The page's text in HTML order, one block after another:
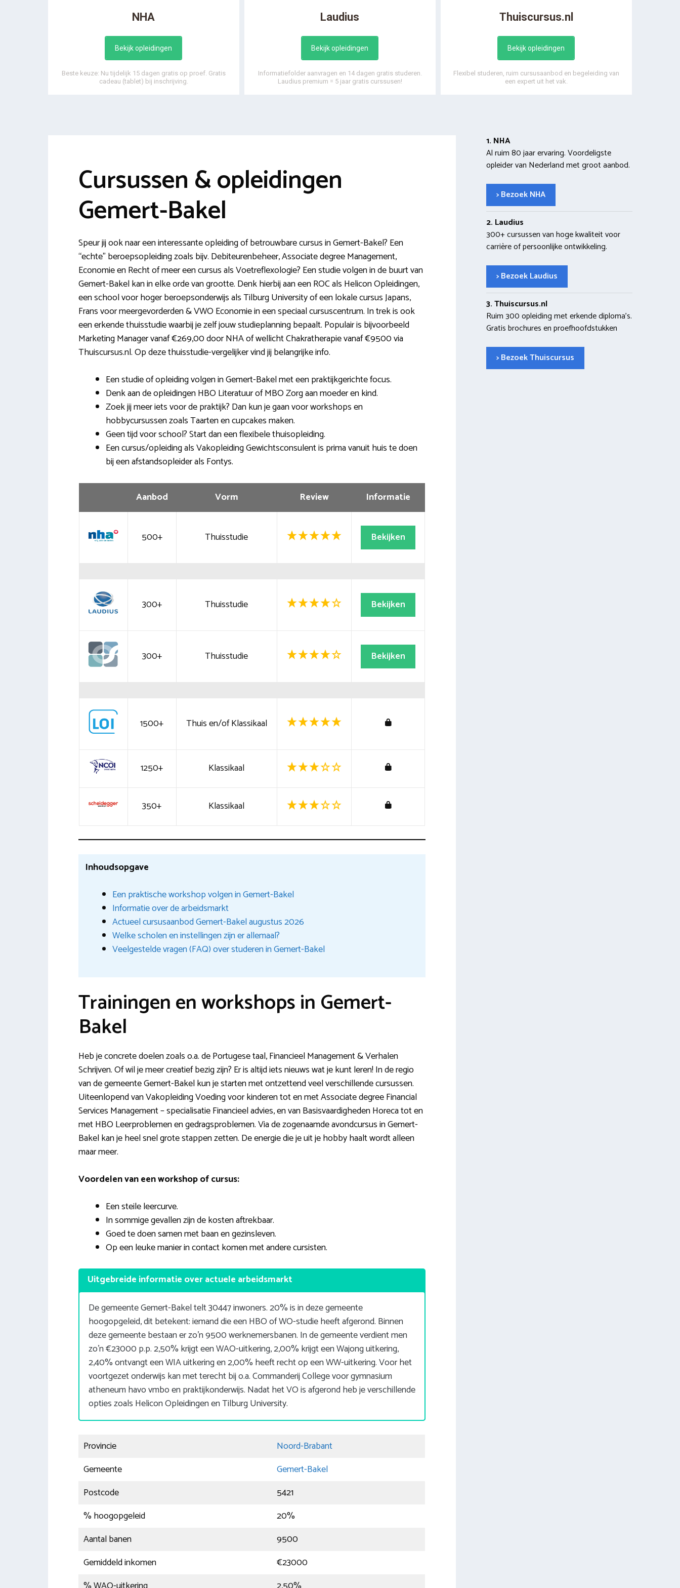
NHA
Bekijk opleidingen
Beste keuze: Nu tijdelijk 15 dagen gratis op proef. Gratis
cadeau (tablet) bij inschrijving.
Laudius
Bekijk opleidingen
Informatiefolder aanvragen en 14 dagen gratis studeren.
Laudius premium = 5 jaar gratis curssusen!
Thuiscursus.nl
Bekijk opleidingen
Flexibel studeren, ruim cursusaanbod en begeleiding van
een expert uit het vak.
Cursussen & opleidingen
Gemert-Bakel
Speur jij ook naar een interessante opleiding of betrouwbare cursus in Gemert-Bakel? Een
“echte” beroepsopleiding zoals bijv. Debiteurenbeheer, Associate degree Management,
Economie en Recht of meer een cursus als Voetreflexologie? Een studie volgen in de buurt van
Gemert-Bakel kan in elke orde van grootte. Denk hierbij aan een ROC als Helicon Opleidingen,
een school voor hoger beroepsonderwijs als Tilburg University of een lokale cursus Japans,
Frans voor meergevorderden & VWO Economie in een speciaal cursuscentrum. In trek is ook
een erkende thuisstudie waarbij je zelf jouw studieplanning bepaalt. Populair is bijvoorbeeld
Marketing Manager vanaf €269,00 door NHA of wellicht Chakratherapie vanaf €9500 via
Thuiscursus.nl. Op deze thuisstudie-vergelijker vind jij belangrijke info.
Een studie of opleiding volgen in Gemert-Bakel met een praktijkgerichte focus.
Denk aan de opleidingen HBO Literatuur of MBO Zorg aan moeder en kind.
Zoek jij meer iets voor de praktijk? Dan kun je gaan voor workshops en
hobbycursussen zoals Taarten en cupcakes maken.
Geen tijd voor school? Start dan een flexibele thuisopleiding.
Een cursus/opleiding als Vakopleiding Gewichtsconsulent is prima vanuit huis te doen
bij een afstandsopleider als Fontys.
Aanbod Vorm Review Informatie
500+ Thuisstudie Bekijken
300+ Thuisstudie Bekijken
300+ Thuisstudie Bekijken
1500+ Thuis en/of Klassikaal
1250+ Klassikaal
350+ Klassikaal
Inhoudsopgave
Een praktische workshop volgen in Gemert-Bakel
Informatie over de arbeidsmarkt
Actueel cursusaanbod Gemert-Bakel augustus 2026
Welke scholen en instellingen zijn er allemaal?
Veelgestelde vragen (FAQ) over studeren in Gemert-Bakel
Trainingen en workshops in Gemert-
Bakel
Heb je concrete doelen zoals o.a. de Portugese taal, Financieel Management & Verhalen
Schrijven. Of wil je meer creatief bezig zijn? Er is altijd iets nieuws wat je kunt leren! In de regio
van de gemeente Gemert-Bakel kun je starten met ontzettend veel verschillende cursussen.
Uiteenlopend van Vakopleiding Voeding voor kinderen tot en met Associate degree Financial
Services Management – specialisatie Financieel advies, en van Basisvaardigheden Horeca tot en
met HBO Leerproblemen en gedragsproblemen. Via de zogenaamde avondcursus in Gemert-
Bakel kan je heel snel grote stappen zetten. De energie die je uit je hobby haalt wordt alleen
maar meer.
Voordelen van een workshop of cursus:
Een steile leercurve.
In sommige gevallen zijn de kosten aftrekbaar.
Goed te doen samen met baan en gezinsleven.
Op een leuke manier in contact komen met andere cursisten.
Uitgebreide informatie over actuele arbeidsmarkt
De gemeente Gemert-Bakel telt 30447 inwoners. 20% is in deze gemeente
hoogopgeleid, dit betekent: iemand die een HBO of WO-studie heeft afgerond. Binnen
deze gemeente bestaan er zo’n 9500 werknemersbanen. In de gemeente verdient men
zo’n €23000 p.p. 2,50% krijgt een WAO-uitkering, 2,00% krijgt een Wajong uitkering,
2,40% ontvangt een WIA uitkering en 2,00% heeft recht op een WW-uitkering. Voor het
voortgezet onderwijs kan met terecht bij o.a. Commanderij College voor gymnasium
atheneum havo vmbo en praktijkonderwijs. Nadat het VO is afgerond heb je verschillende
opties zoals Helicon Opleidingen en Tilburg University.
Provincie
Noord-Brabant
Gemeente
Gemert-Bakel
Postcode
5421
% hoogopgeleid
20%
Aantal banen
9500
Gemiddeld inkomen
€23000
1. NHA
Al ruim 80 jaar ervaring. Voordeligste
opleider van Nederland met groot aanbod.
> Bezoek NHA
2. Laudius
300+ cursussen van hoge kwaliteit voor
carrière of persoonlijke ontwikkeling.
> Bezoek Laudius
3. Thuiscursus.nl
Ruim 300 opleiding met erkende diploma’s.
Gratis brochures en proefhoofdstukken
> Bezoek Thuiscursus